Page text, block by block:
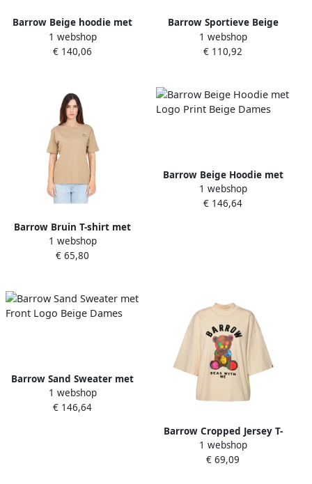
Barrow Beige hoodie met
logoprint Beige Dames
1 webshop
€ 140,06
Barrow Sportieve Beige
Broek Beige Dames
1 webshop
€ 110,92
Barrow Bruin T-shirt met
Logo Print en Ronde Hals
Beige Dames
1 webshop
€ 65,80
Barrow Beige Hoodie met
Logo Print Beige Dames
1 webshop
€ 146,64
Barrow Sand Sweater met
Front Logo Beige Dames
1 webshop
€ 146,64
Barrow Cropped Jersey T-
Shirt Beige Dames
1 webshop
€ 69,09